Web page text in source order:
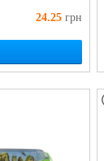
24.25 грн